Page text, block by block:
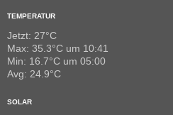
TEMPERATUR
Jetzt: 27°C
Max: 35.3°C um 10:41
Min: 16.7°C um 05:00
Avg: 24.9°C
SOLAR